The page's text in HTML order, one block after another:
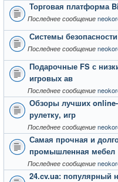
Торговая платформа
Последнее сообщение
Системы
Последнее сообщение
Подарочные FS с
игровых ав
Последнее сообщение
Обзоры лучших
рулетку, игр
Последнее сообщение
Самая прочная и
промышленная мебел
Последнее сообщение
24.cv.ua: популярный